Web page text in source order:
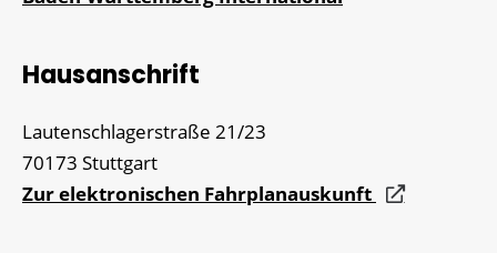
Hausanschrift
Lautenschlagerstraße 21/23
70173 Stuttgart
Zur elektronischen Fahrplanauskunft